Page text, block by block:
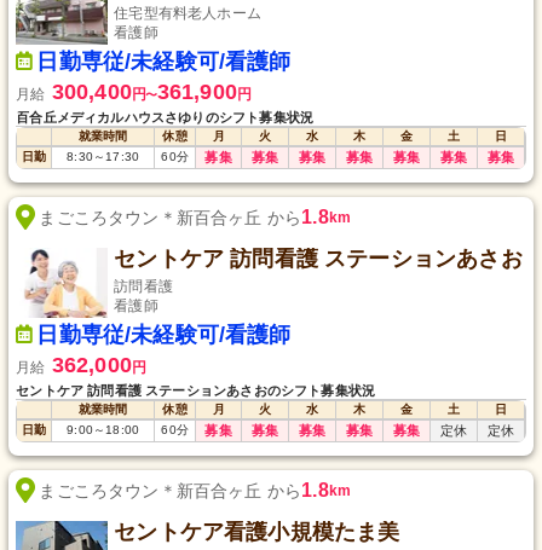
住宅型有料老人ホーム
看護師
日勤専従/未経験可/看護師
月給 300,400円〜361,900円
百合丘メディカルハウスさゆりのシフト募集状況
就業時間 休憩 月 火 水 木 金 土
日
日勤
8:30～17:30 60分 募集 募集 募集 募集 募集 募集 募集
まごころタウン＊新百合ヶ丘 から1.8km
セントケア 訪問看護 ステーションあさお
訪問看護
看護師
日勤専従/未経験可/看護師
月給 362,000円
セントケア 訪問看護 ステーションあさおのシフト募集状況
就業時間 休憩 月 火 水 木 金 土
日
日勤
9:00～18:00 60分 募集 募集 募集 募集 募集 定休 定休
まごころタウン＊新百合ヶ丘 から1.8km
セントケア看護小規模たま美